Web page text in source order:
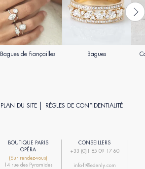
Bagues de fiançailles Bagues
PLAN DU SITE RÈGLES DE CONFIDENTIALITÉ
BOUTIQUE PARIS
OPÉRA
(Sur rendez-vous)
14 rue des Pyramides
CONSEILLERS
+33 (0)1 85 09 17 60
info-fr@edenly.com